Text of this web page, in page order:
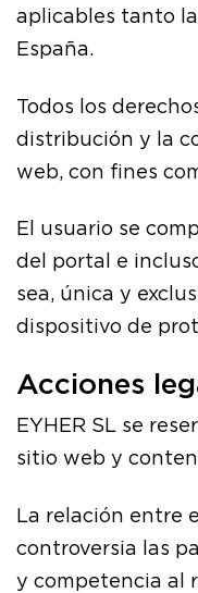
aplicables tanto
España.
Todos los
distribución y la
web, con fines
El usuario se
del portal e
sea, única y
dispositivo de
Acciones
EYHER SL se
sitio web y
La relación entre
controversia las
y competencia al